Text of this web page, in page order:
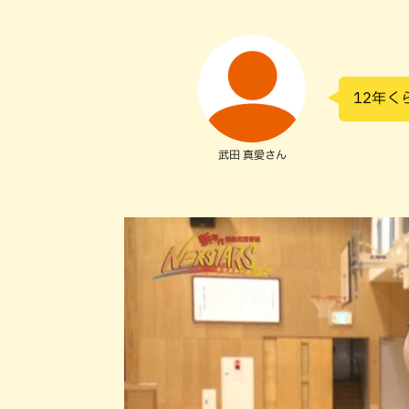
武田 真愛さん
12年く